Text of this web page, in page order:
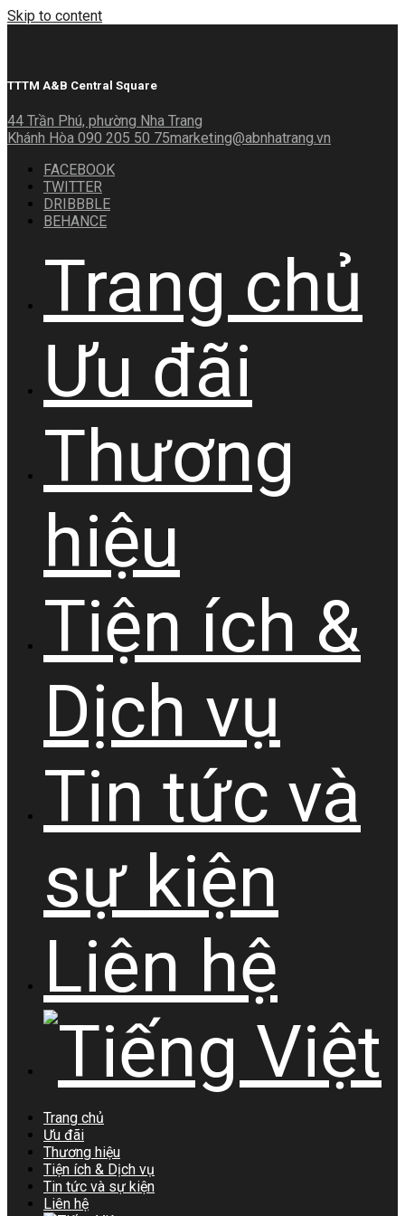
Skip to content
TTTM A&B Central Square
44 Trần Phú, phường Nha Trang
Khánh Hòa 090 205 50 75marketing@abnhatrang.vn
FACEBOOK
TWITTER
DRIBBBLE
BEHANCE
Trang chủ
Ưu đãi
Thương
hiệu
Tiện ích &
Dịch vụ
Tin tức và
sự kiện
Liên hệ
Trang chủ
Ưu đãi
Thương hiệu
Tiện ích & Dịch vụ
Tin tức và sự kiện
Liên hệ